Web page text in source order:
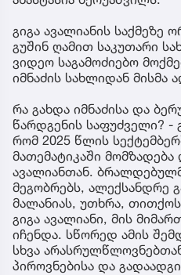
გიგა ავალიანის საქმეზე
გუშინ ღამით საკუთარი
ვიდეო საგამოძიებო
იმნაძის სახლიდან მისმა
რა გახდა იმნაძისა და
წარდგენის საფუძველი? -
რომ 2025 წლის
მათემატიკაში მომზადება
ავალიანთან.
მეგობრებს, ალექსანდრე
მალანიას, უთხრა,
გიგა ავალიანი, მის
იჩენდა. სწორედ ამის
სხვა
პიროვნებისა და